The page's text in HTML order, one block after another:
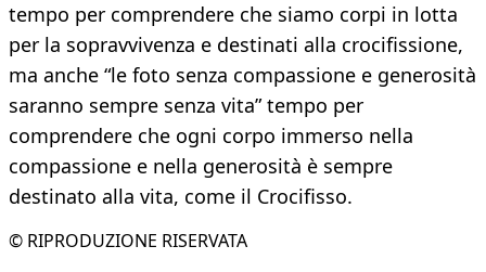
tempo per comprendere che siamo corpi in lotta
per la sopravvivenza e destinati alla crocifissione,
ma anche “le foto senza compassione e generosità
saranno sempre senza vita” tempo per
comprendere che ogni corpo immerso nella
compassione e nella generosità è sempre
destinato alla vita, come il Crocifisso.
© RIPRODUZIONE RISERVATA